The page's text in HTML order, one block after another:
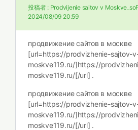
投稿者 : Prodvijenie saitov v
2024/08/09 20:59
продвижение сайтов в москве
[url=https://prodvizhenie-sajtov-
moskve119.ru/]https://
moskve119.ru/[/url] .
продвижение сайтов в москве
[url=https://prodvizhenie-sajtov-
moskve119.ru/]https://
moskve119.ru/[/url] .